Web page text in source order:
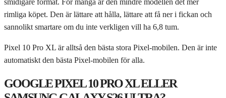
smidigare format. För många är den mindre modellen det mer
rimliga köpet. Den är lättare att hålla, lättare att få ner i fickan och
sannolikt smartare om du inte verkligen vill ha 6,8 tum.
Pixel 10 Pro XL är alltså den bästa stora Pixel-mobilen. Den är inte
automatiskt den bästa Pixel-mobilen för alla.
GOOGLE PIXEL 10 PRO XL ELLER